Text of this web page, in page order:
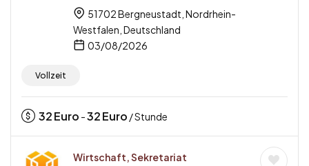
51702 Bergneustadt, Nordrhein-
Westfalen, Deutschland
03/08/2026
Vollzeit
32Euro -32Euro / Stunde
Wirtschaft, Sekretariat